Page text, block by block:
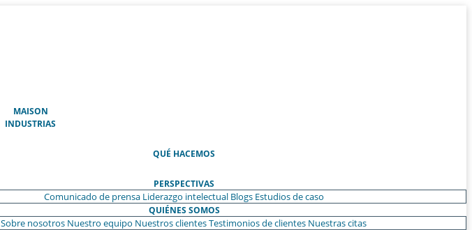
MAISON(ACTUAL)
INDUSTRIAS
QUÉ HACEMOS
PERSPECTIVAS
Comunicado de prensa Liderazgo intelectual Blogs Estudios de caso
QUIÉNES SOMOS
Sobre nosotros Nuestro equipo Nuestros clientesTestimonios de clientes Nuestras citas